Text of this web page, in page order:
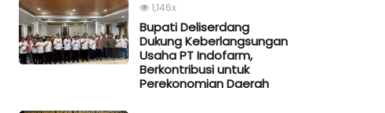
1,146x
Bupati Deliserdang
Dukung Keberlangsungan
Usaha PT Indofarm,
Berkontribusi untuk
Perekonomian Daerah